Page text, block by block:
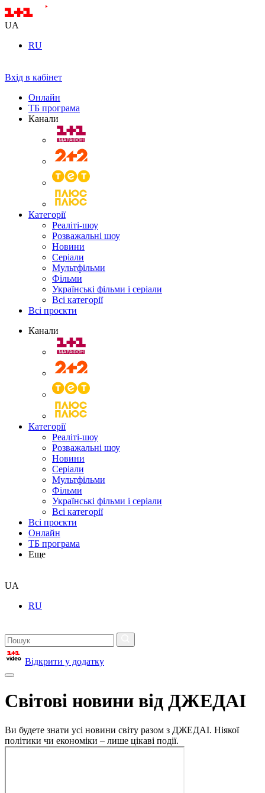
UA
RU
Вхід в кабінет
Онлайн
ТБ програма
Канали
Категорії
Реаліті-шоу
Розважальні шоу
Новини
Серіали
Мультфільми
Фільми
Українські фільми і серіали
Всі категорії
Всі проєкти
Канали
Категорії
Реаліті-шоу
Розважальні шоу
Новини
Серіали
Мультфільми
Фільми
Українські фільми і серіали
Всі категорії
Всі проєкти
Онлайн
ТБ програма
Еще
UA
RU
Відкрити у додатку
Світові новини від ДЖЕДАІ
Ви будете знати усі новини світу разом з ДЖЕДАІ. Ніякої
політики чи економіки – лише цікаві події.